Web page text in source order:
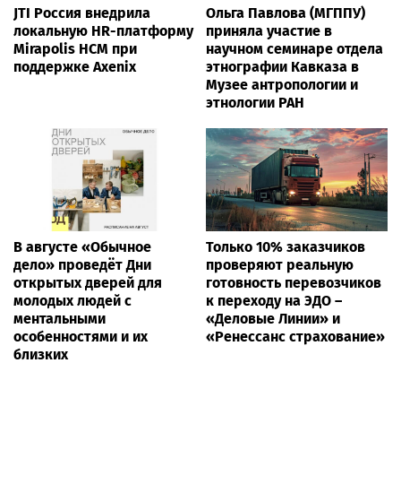
JTI Россия внедрила
локальную HR-платформу
Mirapolis HCM при
поддержке Axenix
Ольга Павлова (МГППУ)
приняла участие в
научном семинаре отдела
этнографии Кавказа в
Музее антропологии и
этнологии РАН
В августе «Обычное
дело» проведёт Дни
открытых дверей для
молодых людей с
ментальными
особенностями и их
близких
Только 10% заказчиков
проверяют реальную
готовность перевозчиков
к переходу на ЭДО –
«Деловые Линии» и
«Ренессанс страхование»